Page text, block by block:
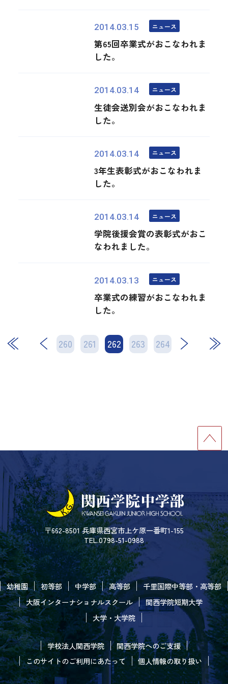
2014.03.15 ニュース
第65回卒業式がおこなわれま
した。
2014.03.14 ニュース
生徒会送別会がおこなわれま
した。
2014.03.14 ニュース
3年生表彰式がおこなわれま
した。
2014.03.14 ニュース
学院後援会賞の表彰式がおこ
なわれました。
2014.03.13 ニュース
卒業式の練習がおこなわれま
した。
260 261 262 263 264
次 最後
〒662-8501 兵庫県西宮市上ケ原一番町1-155
TEL.0798-51-0988
幼稚園 初等部 中学部 高等部
千里国際中等部・高等部
大阪インターナショナルスクール
関西学院短期大学
大学・大学院
学校法人関西学院
関西学院へのご支援
このサイトのご利用にあたって
個人情報の取り扱い